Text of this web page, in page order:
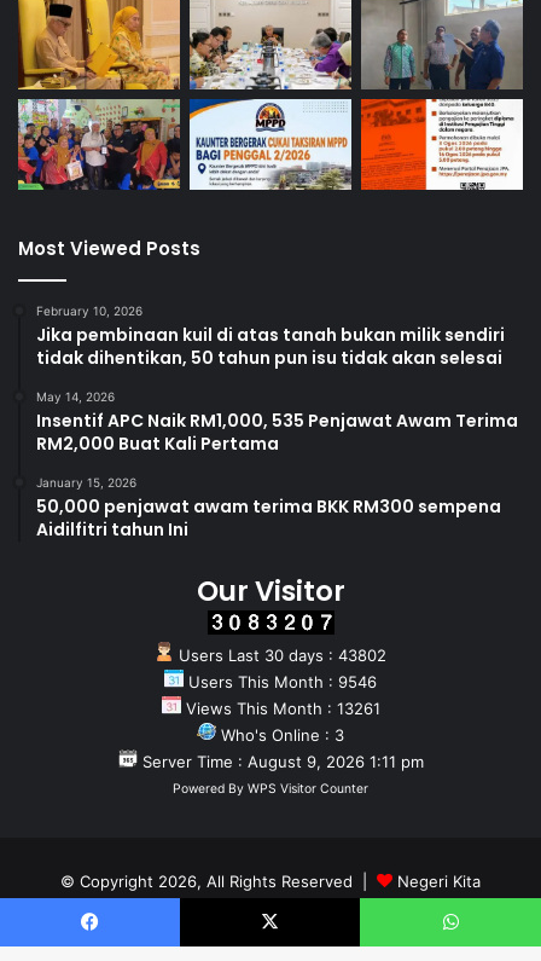
Most Viewed Posts
February 10, 2026
Jika pembinaan kuil di atas tanah bukan milik sendiri
tidak dihentikan, 50 tahun pun isu tidak akan selesai
May 14, 2026
Insentif APC Naik RM1,000, 535 Penjawat Awam Terima
RM2,000 Buat Kali Pertama
January 15, 2026
50,000 penjawat awam terima BKK RM300 sempena
Aidilfitri tahun Ini
Our Visitor
Users Last 30 days : 43802
Users This Month : 9546
Views This Month : 13261
Who's Online : 3
Server Time : August 9, 2026 1:11 pm
Powered By WPS Visitor Counter
© Copyright 2026, All Rights Reserved |
Negeri Kita
About
Facebook
X WhatsApp